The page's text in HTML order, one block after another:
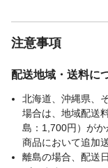
注意事項
配送地域・送料に
北海道、沖縄県、
場合は、地域配送
島：1,700円）が
商品において追加
離島の場合、配送